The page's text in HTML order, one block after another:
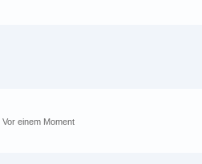
Vor einem Moment